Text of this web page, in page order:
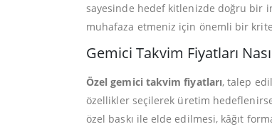
sayesinde hedef kitlenizde doğru bir
muhafaza etmeniz için önemli bir
Gemici Takvim Fiyatları
Özel gemici takvim fiyatları, talep
özellikler seçilerek üretim
özel baskı ile elde edilmesi, kâğıt